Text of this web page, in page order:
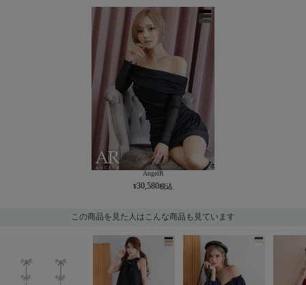
AngelR
30,580
この商品を見た人はこんな商品も見ています